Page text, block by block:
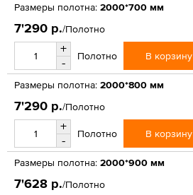
Размеры полотна: 2000*700 мм
7'290 р./Полотно
+
-
Полотно В корзину
Размеры полотна: 2000*800 мм
7'290 р./Полотно
+
-
Полотно В корзину
Размеры полотна: 2000*900 мм
7'628 р./Полотно